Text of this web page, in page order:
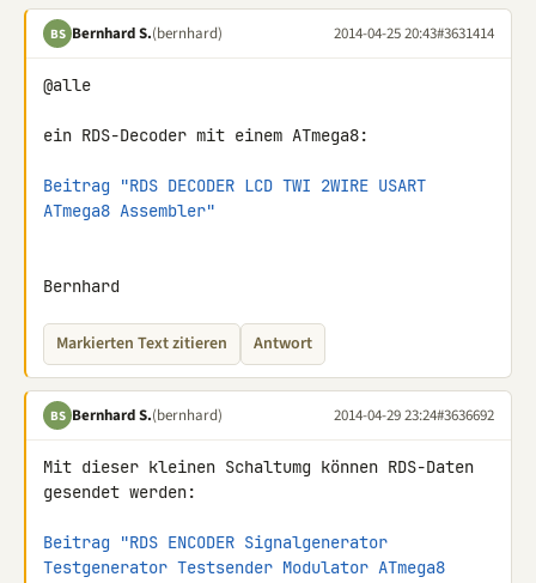
BS Bernhard S.(bernhard) 2014-04-25 20:43#3631414
@alle
ein RDS-Decoder mit einem ATmega8:
Beitrag "RDS DECODER LCD TWI 2WIRE USART
ATmega8 Assembler"
Bernhard
Markierten Text zitieren Antwort
BS Bernhard S.(bernhard) 2014-04-29 23:24#3636692
Mit dieser kleinen Schaltumg können RDS-Daten
gesendet werden:
Beitrag "RDS ENCODER Signalgenerator
Testgenerator Testsender Modulator ATmega8